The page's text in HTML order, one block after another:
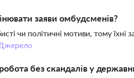
заяви омбудсменів?
чи політичні мотиви, тому їхні
без скандалів у